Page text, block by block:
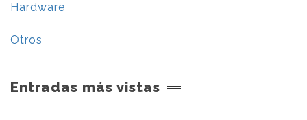
Hardware
Otros
Entradas más vistas